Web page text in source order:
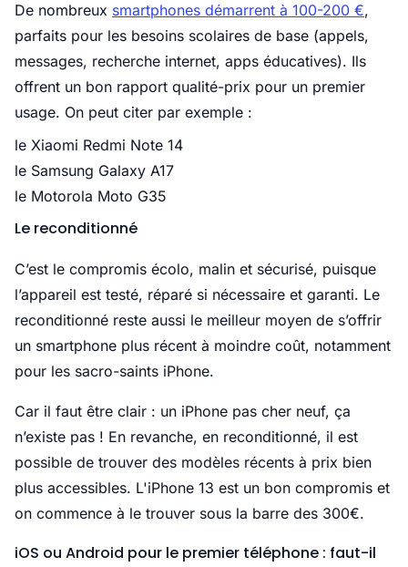
De nombreux smartphones démarrent à 100-200 €,
parfaits pour les besoins scolaires de base (appels,
messages, recherche internet, apps éducatives). Ils
offrent un bon rapport qualité-prix pour un premier
usage. On peut citer par exemple :
le Xiaomi Redmi Note 14
le Samsung Galaxy A17
le Motorola Moto G35
Le reconditionné
C’est le compromis écolo, malin et sécurisé, puisque
l’appareil est testé, réparé si nécessaire et garanti. Le
reconditionné reste aussi le meilleur moyen de s’offrir
un smartphone plus récent à moindre coût, notamment
pour les sacro-saints iPhone.
Car il faut être clair : un iPhone pas cher neuf, ça
n’existe pas ! En revanche, en reconditionné, il est
possible de trouver des modèles récents à prix bien
plus accessibles. L'iPhone 13 est un bon compromis et
on commence à le trouver sous la barre des 300€.
iOS ou Android pour le premier téléphone : faut-il